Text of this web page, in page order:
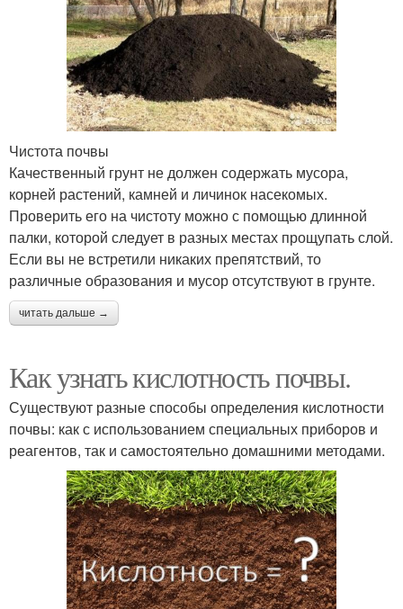
Чистота почвы
Качественный грунт не должен содержать мусора,
корней растений, камней и личинок насекомых.
Проверить его на чистоту можно с помощью длинной
палки, которой следует в разных местах прощупать слой.
Если вы не встретили никаких препятствий, то
различные образования и мусор отсутствуют в грунте.
читать дальше →
Как узнать кислотность почвы.
Существуют разные способы определения кислотности
почвы: как с использованием специальных приборов и
реагентов, так и самостоятельно домашними методами.